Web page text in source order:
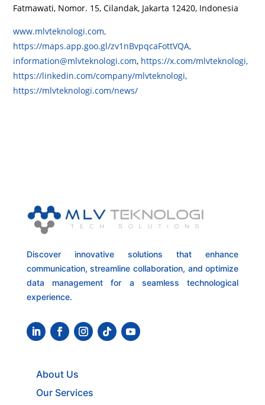
Fatmawati, Nomor. 15, Cilandak, Jakarta 12420, Indonesia
www.mlvteknologi.com,
https://maps.app.goo.gl/zv1nBvpqcaFottVQA,
information@mlvteknologi.com, https://x.com/mlvteknologi,
https://linkedin.com/company/mlvteknologi,
https://mlvteknologi.com/news/
Discover innovative solutions that enhance
communication, streamline collaboration, and optimize
data management for a seamless technological
experience.
About Us
Our Services